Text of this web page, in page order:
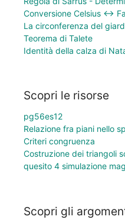
Conversione Celsius ↔
La circonferenza del
Teorema di Talete
Identità della calza di
Scopri le risorse
pg56es12
Relazione fra piani nello
Criteri congruenza
Costruzione dei triangoli
quesito 4 simulazione
Scopri gli